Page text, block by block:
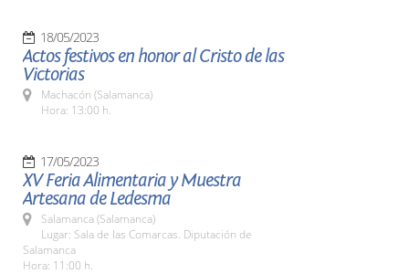
18/05/2023
Actos festivos en honor al Cristo de las
Victorias
Machacón (Salamanca)
Hora: 13:00 h.
17/05/2023
XV Feria Alimentaria y Muestra
Artesana de Ledesma
Salamanca (Salamanca)
Lugar: Sala de las Comarcas. Diputación de
Salamanca
Hora: 11:00 h.